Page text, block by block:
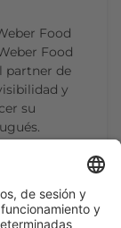
Food
Food
partner de
y
su
la